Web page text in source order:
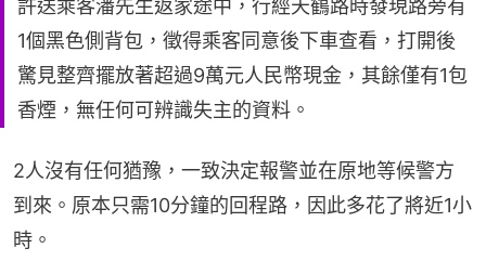
許送乘客潘先生返家途中，行經天鶴路時發現路旁有
1個黑色側背包，徵得乘客同意後下車查看，打開後
驚見整齊擺放著超過9萬元人民幣現金，其餘僅有1包
香煙，無任何可辨識失主的資料。
2人沒有任何猶豫，一致決定報警並在原地等候警方
到來。原本只需10分鐘的回程路，因此多花了將近1小
時。